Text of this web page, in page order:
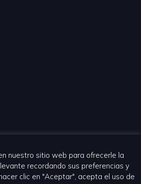
nuestro sitio web para ofrecerle la
recordando sus preferencias y
clic en "Aceptar", acepta el uso de